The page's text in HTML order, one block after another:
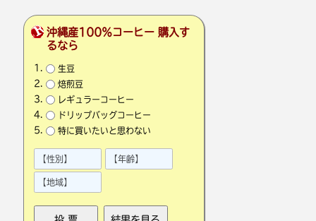
沖縄産100％コーヒー 購入す
るなら
生豆
焙煎豆
レギュラーコーヒー
ドリップバッグコーヒー
特に買いたいと思わない